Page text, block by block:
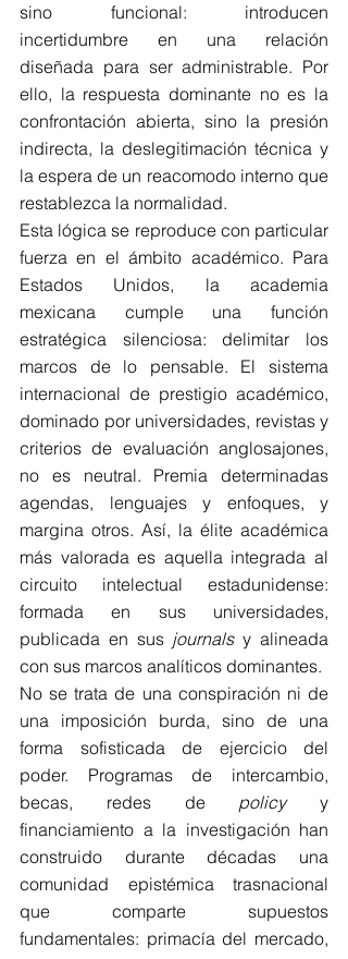
sino funcional: introducen
incertidumbre en una relación
diseñada para ser administrable. Por
ello, la respuesta dominante no es la
confrontación abierta, sino la presión
indirecta, la deslegitimación técnica y
la espera de un reacomodo interno que
restablezca la normalidad.
Esta lógica se reproduce con particular
fuerza en el ámbito académico. Para
Estados Unidos, la academia
mexicana cumple una función
estratégica silenciosa: delimitar los
marcos de lo pensable. El sistema
internacional de prestigio académico,
dominado por universidades, revistas y
criterios de evaluación anglosajones,
no es neutral. Premia determinadas
agendas, lenguajes y enfoques, y
margina otros. Así, la élite académica
más valorada es aquella integrada al
circuito intelectual estadunidense:
formada en sus universidades,
publicada en sus journals y alineada
con sus marcos analíticos dominantes.
No se trata de una conspiración ni de
una imposición burda, sino de una
forma sofisticada de ejercicio del
poder. Programas de intercambio,
becas, redes de policy y
financiamiento a la investigación han
construido durante décadas una
comunidad epistémica trasnacional
que comparte supuestos
fundamentales: primacía del mercado,